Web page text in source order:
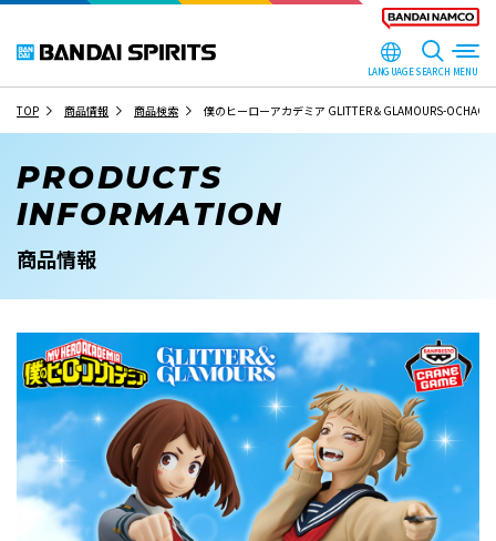
LANGUAGESEARCH
TOP 商品情報 商品検索 僕のヒーローアカデミア GLITTER＆GLAMOURS-
PRODUCTS
INFORMATION
商品情報